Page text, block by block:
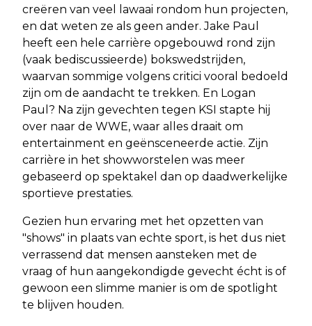
creëren van veel lawaai rondom hun projecten,
en dat weten ze als geen ander. Jake Paul
heeft een hele carrière opgebouwd rond zijn
(vaak bediscussieerde) bokswedstrijden,
waarvan sommige volgens critici vooral bedoeld
zijn om de aandacht te trekken. En Logan
Paul? Na zijn gevechten tegen KSI stapte hij
over naar de WWE, waar alles draait om
entertainment en geënsceneerde actie. Zijn
carrière in het showworstelen was meer
gebaseerd op spektakel dan op daadwerkelijke
sportieve prestaties.
Gezien hun ervaring met het opzetten van
"shows" in plaats van echte sport, is het dus niet
verrassend dat mensen aansteken met de
vraag of hun aangekondigde gevecht écht is of
gewoon een slimme manier is om de spotlight
te blijven houden.